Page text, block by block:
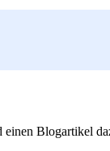
Blogartikel